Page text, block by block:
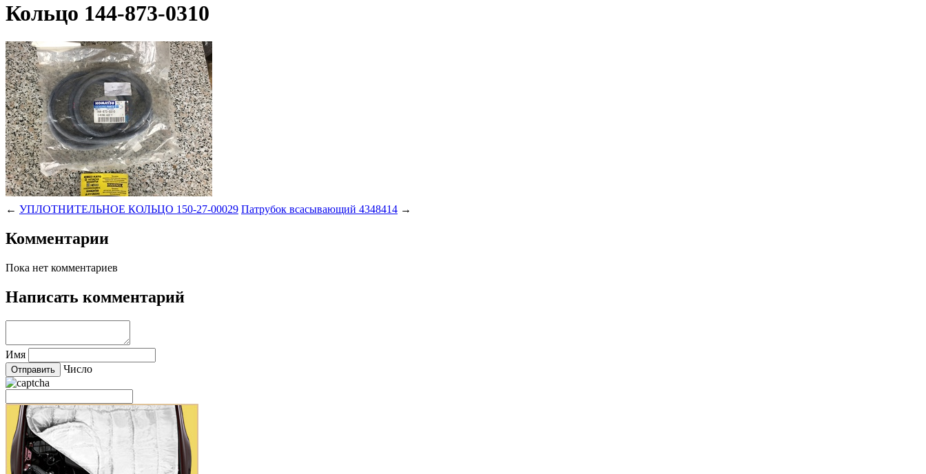
Кольцо 144-873-0310
← УПЛОТНИТЕЛЬНОЕ КОЛЬЦО 150-27-00029 Патрубок всасывающий 4348414 →
Комментарии
Пока нет комментариев
Написать комментарий
Имя
Число